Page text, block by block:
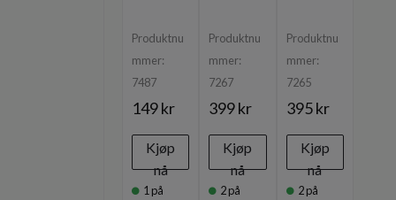
Produktnu
mmer:
7487
149 kr
Kjøp
nå
1 på
Produktnu
mmer:
7267
399 kr
Kjøp
nå
2på
Produktnu
mmer:
7265
395 kr
Kjøp
nå
2 på